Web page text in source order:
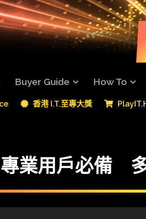
Buyer Guide How To
香港 I.T.至專大獎
業用戶必備